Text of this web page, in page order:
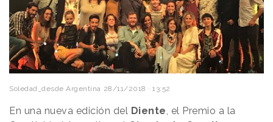
Soledad_desde Argentina 28/11/2018 · 13:52
En una nueva edición del Diente, el Premio a la